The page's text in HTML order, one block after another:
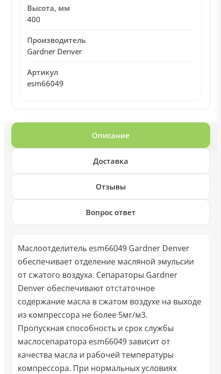
Высота, мм
400
Производитель
Gardner Denver
Артикул
esm66049
Описание
Доставка
Отзывы
Вопрос ответ
Маслоотделитель esm66049 Gardner Denver
обеспечивает отделение масляной эмульсии
от сжатого воздуха. Сепараторы Gardner
Denver обеспечивают отстаточное
содержание масла в сжатом воздухе на выходе
из компрессора не более 5мг/м3.
Пропускная способность и срок службы
маслосепаратора esm66049 зависит от
качества масла и рабочей температуры
компрессора. При нормальных условиях